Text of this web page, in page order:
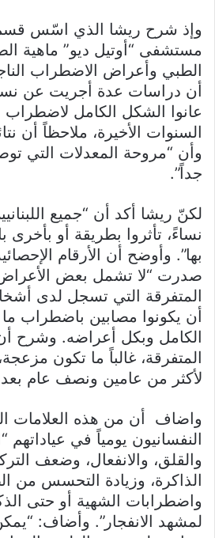
وإذ شرح ريشا الذي اسّس
مستشفى “أوتيل ديو” ماهية
الطبي وأعراض الاضطراب
أن دراسات عدة أجريت عن نسب
عانوا الشكل الكامل
السنوات الأخيرة، ملاحظاً أن
وأن “مروحة المعدلات التي
جداً”.
لكنّ ريشا أكد أن “جميع
نساءً، تأثروا بطريقة أو بأخرى
بها”. وأوضح أن الأرقام
صدرت “لا تشمل بعض الأعراض
المتفرقة التي تسجل لدى
أن يكونوا مصابين باضطراب
الكامل وبكل أعراضه. وشرح
المتفرقة، غالباً ما تكون
لأكثر من عامين ونصف عام بعد
واضاف أن من هذه العلامات
النفسانيون يومياً في عياداتهم
والقلق، والانفعال، وضعف
الذاكرة، وزيادة التحسس من
واضطرابات الشهية أو حتى
لمشهد الانفجار”. وأضاف: